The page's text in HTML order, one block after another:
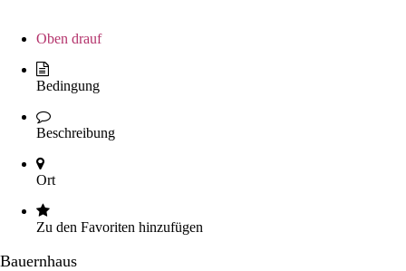
Oben drauf
Bedingung
Beschreibung
Ort
Zu den Favoriten hinzufügen
Bauernhaus